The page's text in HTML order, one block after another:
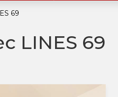
69
LINES 69